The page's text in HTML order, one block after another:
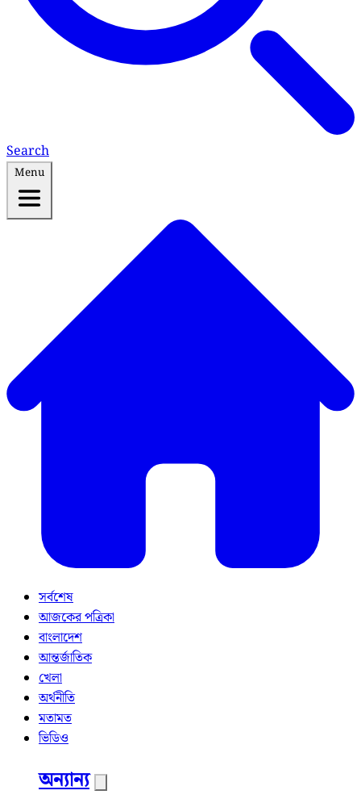
Search
Menu
সর্বশেষ
আজকের পত্রিকা
বাংলাদেশ
আন্তর্জাতিক
খেলা
অর্থনীতি
মতামত
ভিডিও
অন্যান্য